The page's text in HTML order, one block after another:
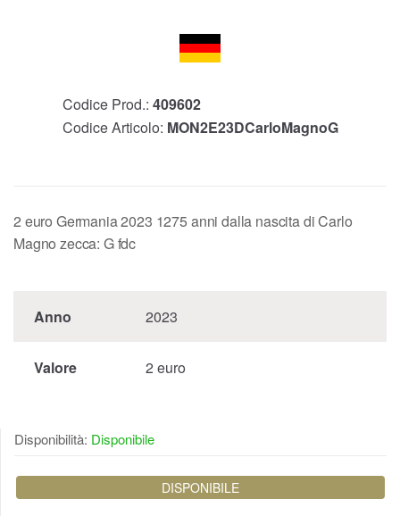
Codice Prod.: 409602
Codice Articolo: MON2E23DCarloMagnoG
2 euro Germania 2023 1275 anni dalla nascita di Carlo
Magno zecca: G fdc
Anno 2023
Valore 2 euro
Disponibilità: Disponibile
DISPONIBILE